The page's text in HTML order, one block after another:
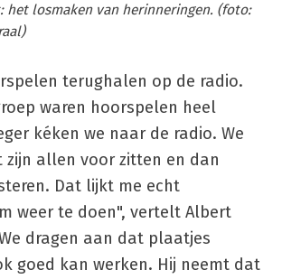
het losmaken van herinneringen. (foto:
terughalen op de radio.
waren hoorspelen heel
kéken we naar de radio. We
zijn allen voor zitten en dan
Dat lijkt me echt
weer te doen", vertelt Albert
dragen aan dat plaatjes
goed kan werken. Hij neemt dat